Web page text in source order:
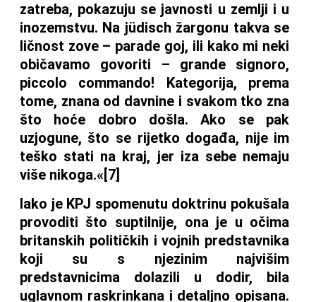
zatreba, pokazuju se javnosti u zemlji i u
inozemstvu. Na jüdisch žargonu takva se
ličnost zove – parade goj, ili kako mi neki
običavamo govoriti – grande signoro,
piccolo commando! Kategorija, prema
tome, znana od davnine i svakom tko zna
što hoće dobro došla. Ako se pak
uzjogune, što se rijetko događa, nije im
teško stati na kraj, jer iza sebe nemaju
više nikoga.«[7]
Iako je KPJ spomenutu doktrinu pokušala
provoditi što suptilnije, ona je u očima
britanskih političkih i vojnih predstavnika
koji su s njezinim najvišim
predstavnicima dolazili u dodir, bila
uglavnom raskrinkana i detaljno opisana.